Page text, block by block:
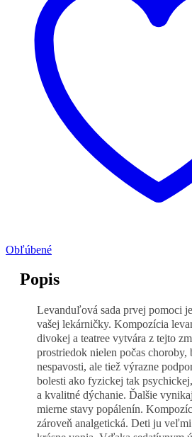
Obľúbené
Popis
Levanduľová sada prvej pomoci
vašej lekárničky. Kompozícia
divokej a teatree vytvára z tejto
prostriedok nielen počas choroby,
nespavosti, ale tiež výrazne
bolesti ako fyzickej tak
a kvalitné dýchanie. Ďalšie
mierne stavy popálenín.
zároveň analgetická. Deti ju